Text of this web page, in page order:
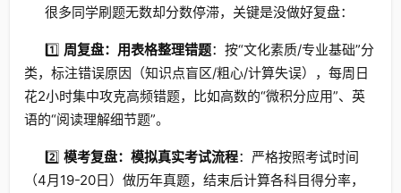
很多同学刷题无数却分数停滞，关键是没做好复盘：
1️⃣ 周复盘：用表格整理错题：按“文化素质/专业基础”分
类，标注错误原因（知识点盲区/粗心/计算失误），每周日
花2小时集中攻克高频错题，比如高数的“微积分应用”、英
语的“阅读理解细节题”。
2️⃣ 模考复盘：模拟真实考试流程：严格按照考试时间
（4月19-20日）做历年真题，结束后计算各科目得分率，